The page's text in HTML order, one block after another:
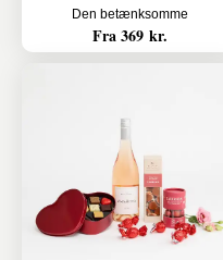
Den betænksomme
Fra 369 kr.